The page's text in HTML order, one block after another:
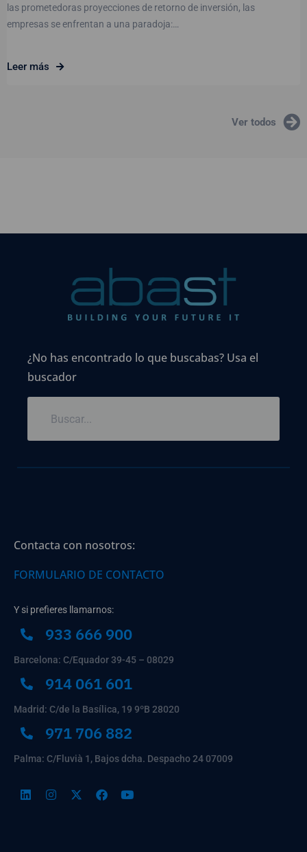
las prometedoras proyecciones de retorno de inversión, las
empresas se enfrentan a una paradoja:…
Leer más
Ver todos
¿No has encontrado lo que buscabas? Usa el
buscador
Contacta con nosotros:
FORMULARIO DE CONTACTO
Y si prefieres llamarnos:
933 666 900
Barcelona: C/Equador 39-45 – 08029
914 061 601
Madrid: C/de la Basílica, 19 9ºB 28020
971 706 882
Palma: C/Fluvià 1, Bajos dcha. Despacho 24 07009